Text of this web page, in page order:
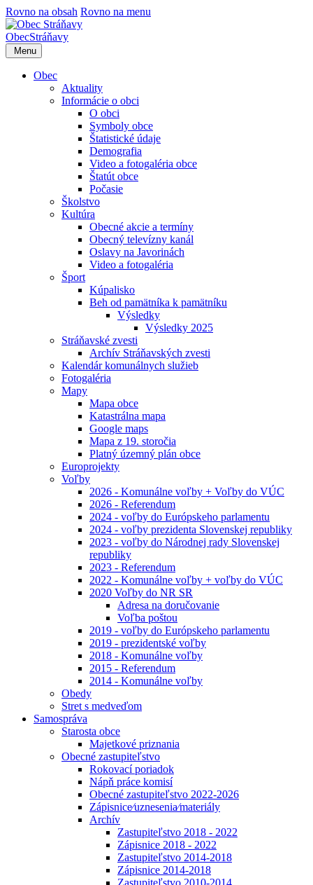
Rovno na obsah Rovno na menu
ObecStráňavy
Menu
Obec
Aktuality
Informácie o obci
O obci
Symboly obce
Štatistické údaje
Demografia
Video a fotogaléria obce
Štatút obce
Počasie
Školstvo
Kultúra
Obecné akcie a termíny
Obecný televízny kanál
Oslavy na Javorinách
Video a fotogaléria
Šport
Kúpalisko
Beh od pamätníka k pamätníku
Výsledky
Výsledky 2025
Stráňavské zvesti
Archív Stráňavských zvesti
Kalendár komunálnych služieb
Fotogaléria
Mapy
Mapa obce
Katastrálna mapa
Google maps
Mapa z 19. storočia
Platný územný plán obce
Europrojekty
Voľby
2026 - Komunálne voľby + Voľby do VÚC
2026 - Referendum
2024 - voľby do Európskeho parlamentu
2024 - voľby prezidenta Slovenskej republiky
2023 - voľby do Národnej rady Slovenskej
republiky
2023 - Referendum
2022 - Komunálne voľby + voľby do VÚC
2020 Voľby do NR SR
Adresa na doručovanie
Voľba poštou
2019 - voľby do Európskeho parlamentu
2019 - prezidentské voľby
2018 - Komunálne voľby
2015 - Referendum
2014 - Komunálne voľby
Obedy
Stret s medveďom
Samospráva
Starosta obce
Majetkové priznania
Obecné zastupiteľstvo
Rokovací poriadok
Nápň práce komisí
Obecné zastupiteľstvo 2022-2026
Zápisnice⁄uznesenia⁄materiály
Archív
Zastupiteľstvo 2018 - 2022
Zápisnice 2018 - 2022
Zastupiteľstvo 2014-2018
Zápisnice 2014-2018
Zastupiteľstvo 2010-2014